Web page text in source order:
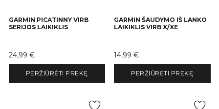
GARMIN PICATINNY VIRB
SERIJOS LAIKIKLIS
Kaina
24,99 €
PERŽIŪRĖTI PREKĘ
GARMIN ŠAUDYMO IŠ LANKO
LAIKIKLIS VIRB X/XE
Kaina
14,99 €
PERŽIŪRĖTI PREKĘ